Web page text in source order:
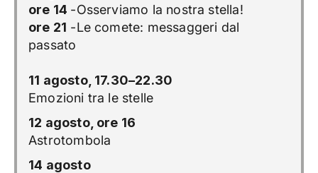
ore 14 -Osserviamo la nostra stella!
ore 21 -Le comete: messaggeri dal
passato
11 agosto, 17.30–22.30
Emozioni tra le stelle
12 agosto, ore 16
Astrotombola
14 agosto